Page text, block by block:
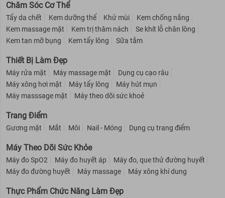
Chăm Sóc Cơ Thể
Tẩy da chết Kem dưỡng thể Khử mùi
Kem chống nắng
Kem massage mặt
Kem trị thâm nách
Se khít lỗ chân lông
Kem tan mỡ bụng
Kem tẩy lông Sữa tắm
Thiết Bị Làm Đẹp
Máy rửa mặt Máy massage mặt
Dụng cụ cạo râu
Máy xông hơi mặt
Máy tẩy lông
Máy hút mụn
Máy masssage mặt
Máy theo dõi sức khoẻ
Trang Điểm
Gương mặt Mắt Môi Nail - Móng Dụng cụ trang điểm
Máy Theo Dõi Sức Khỏe
Máy đo SpO2 Máy đo huyết áp
Máy đo, que thử đường huyết
Máy đo đường huyết
Máy massage Máy xông khí dung
Thực Phẩm Chức Năng Làm Đẹp